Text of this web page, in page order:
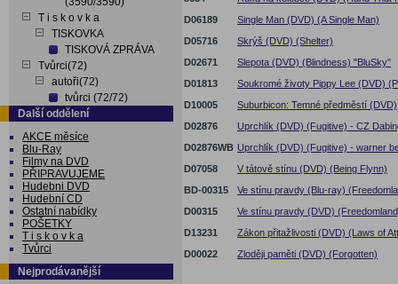
T i s k o v k a
TISKOVKA
TISKOVÁ ZPRÁVA
Tvůrci(72)
autoři(72)
tvůrci (72/72)
Další oddělení
AKCE měsíce
Blu-Ray
Filmy na DVD
PŘIPRAVUJEME
Hudebni DVD
Hudební CD
Ostatní nabídky
POŠETKY
T i s k o v k a
Tvůrci
Nejprodávanější
D06189
Single Man (DVD) (A Single Man)
D05716
Skrýš (DVD) (Shelter)
D02671
Slepota (DVD) (Blindness) "BluSky"
D01813
Soukromé životy Pippy Lee (DVD)
D10005
Suburbicon: Temné předměstí (DVD)
D02876
Uprchlík (DVD) (Fugitive) - CZ
D02876WB Uprchlík (DVD) (Fugitive) - warner
D07058
V tátově stínu (DVD) (Being Flynn)
BD-00315
Ve stínu pravdy (Blu-ray)
D00315
Ve stínu pravdy (DVD)
D13231
Zákon přitažlivosti (DVD) (Laws of
D00022
Zloději paměti (DVD) (Forgotten)